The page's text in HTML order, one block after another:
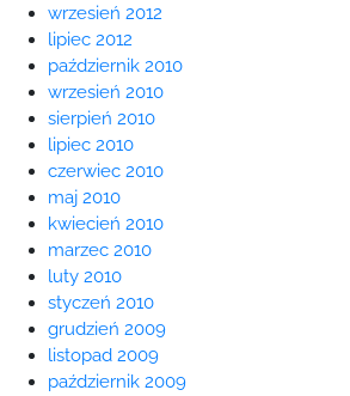
wrzesień 2012
lipiec 2012
październik 2010
wrzesień 2010
sierpień 2010
lipiec 2010
czerwiec 2010
maj 2010
kwiecień 2010
marzec 2010
luty 2010
styczeń 2010
grudzień 2009
listopad 2009
październik 2009